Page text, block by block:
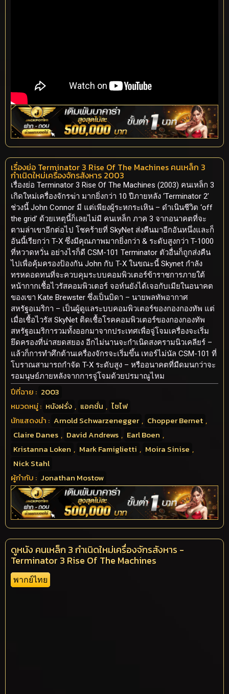
เรื่องย่อ Terminator 3 Rise Of The Machines คนเหล็ก 3
กำเนิดใหม่เครื่องจักรสังหาร 2003
เรื่องย่อ Terminator 3 Rise Of The Machines (2003) คนเหล็ก 3
เกิดใหม่เครื่องจักรฆ่า มากยิ่งกว่า 10 ปีภายหลัง ‘Terminator 2’
ช่วงนี้ John Connor มี แต่เพียงผู้ระหกระเหิน – ดำเนินชีวิต ‘off
the grid’ ด้วยเหตุนี้ก็เลยไม่มี คนเหล็ก ภาค 3 จากอนาคตที่จะ
ตามล่าเขาอีกต่อไป โชคร้ายที่ SkyNet ส่งคืนมาอีกอันหนึ่งและก็
อันนี้เรียกว่า T-X ซึ่งมีคุณภาพมากยิ่งกว่า & ระดับสูงกว่า T-1000
ที่หวาดหวั่น อย่างไรก็ดี CSM-101 Terminator ตัวอื่นก็ถูกส่งคืน
ไปเพื่อคุ้มครองป้องกัน John กับ T-X ในขณะนี้ Skynet กำลัง
ทรหดอดทนที่จะควบคุมระบบคอมพิวเตอร์ข้าราชการภายใต้
หน้ากากเชื้อไวรัสคอมพิวเตอร์ จอห์นยังได้เจอกับเมียในอนาคต
ของเขา Kate Brewster ซึ่งเป็นบิดา – นายพลทัพอากาศ
สหรัฐอเมริกา – เป็นผู้ดูแลระบบคอมพิวเตอร์ของกองกองทัพ แต่
เมื่อเชื้อไวรัส SkyNet ติดเชื้อโรคคอมพิวเตอร์ของกองกองทัพ
สหรัฐอเมริการวมทั้งออกมาจากประเทศเพื่อจู่โจมเครื่องจะเริ่ม
ยึดครองที่น่าสยดสยอง อีกไม่นานจะกำเนิดสงครามนิวเคลียร์ –
แล้วก็การทำศึกต้านเครื่องจักรจะเริ่มขึ้น เทอร์ไม่นัล CSM-101 ที่
โบราณสามารถกำจัด T-X ระดับสูง – หรืออนาคตที่มืดมนกว่าจะ
รอมนุษย์ภายหลังจากการจู่โจมด้วยปรมาณูไหม
ปีที่ฉาย : 2003
หมวดหมู่ : หนังฝรั่ง , แอคชั่น , ไซไฟ
นักแสดงนำ : Arnold Schwarzenegger , Chopper Bernet ,
Claire Danes , David Andrews , Earl Boen ,
Kristanna Loken , Mark Famiglietti , Moira Sinise ,
Nick Stahl
ผู้กำกับ : Jonathan Mostow
ดูหนัง คนเหล็ก 3 กำเนิดใหม่เครื่องจักรสังหาร -
Terminator 3 Rise Of The Machines
พากย์ไทย